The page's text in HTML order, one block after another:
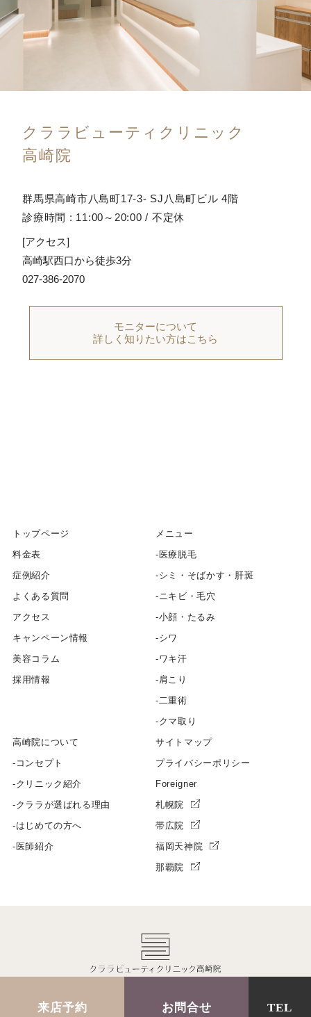
来店予約 お問合せ TEL
クララビューティクリニック
高崎院
群馬県高崎市八島町17-3- SJ八島町ビル 4階
診療時間 : 11:00～20:00 / 不定休
[アクセス]
高崎駅西口から徒歩3分
027-386-2070
モニターについて
詳しく知りたい方はこちら
トップページ
料金表
症例紹介
よくある質問
アクセス
キャンペーン情報
美容コラム
採用情報
高崎院について
コンセプト
クリニック紹介
クララが選ばれる理由
はじめての方へ
医師紹介
メニュー
医療脱毛
シミ・そばかす・肝斑
ニキビ・毛穴
小顔・たるみ
シワ
ワキ汗
肩こり
二重術
クマ取り
サイトマップ
プライバシーポリシー
Foreigner
札幌院
帯広院
福岡天神院
那覇院